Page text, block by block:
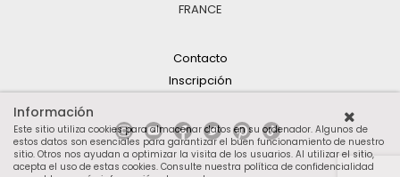
FRANCE
Contacto
Inscripción
Información
Este sitio utiliza cookies para almacenar datos en su ordenador. Algunos de
estos datos son esenciales para garantizar el buen funcionamiento de nuestro
sitio. Otros nos ayudan a optimizar la visita de los usuarios. Al utilizar el sitio,
acepta el uso de estas cookies. Consulte nuestra política de confidencialidad